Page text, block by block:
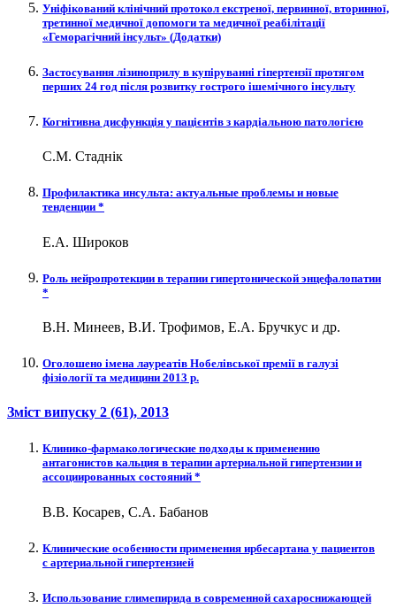
Уніфікований клінічний протокол екстреної, первинної, вторинної,
третинної медичної допомоги та медичної реабілітації
«Геморагічний інсульт» (Додатки)
Застосування лізиноприлу в купіруванні гіпертензії протягом
перших 24 год після розвитку гострого ішемічного інсульту
Когнітивна дисфункція у пацієнтів з кардіальною патологією
С.М. Стаднік
Профилактика инсульта: актуальные проблемы и новые
тенденции *
Е.А. Широков
Роль нейропротекции в терапии гипертонической энцефалопатии
*
В.Н. Минеев, В.И. Трофимов, Е.А. Бручкус и др.
Оголошено імена лауреатів Нобелівської премії в галузі
фізіології та медицини 2013 р.
Зміст випуску 2 (61), 2013
Клинико-фармакологические подходы к применению
антагонистов кальция в терапии артериальной гипертензии и
ассоциированных состояний *
В.В. Косарев, С.А. Бабанов
Клинические особенности применения ирбесартана у пациентов
с артериальной гипертензией
Использование глимепирида в современной сахароснижающей